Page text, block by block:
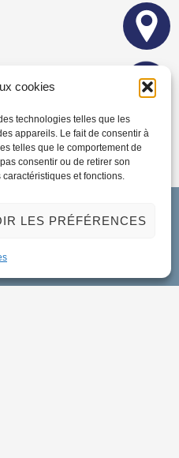
cookies
technologies telles que les
appareils. Le fait de consentir à
telles que le comportement de
consentir ou de retirer son
et fonctions.
LES PRÉFÉRENCES